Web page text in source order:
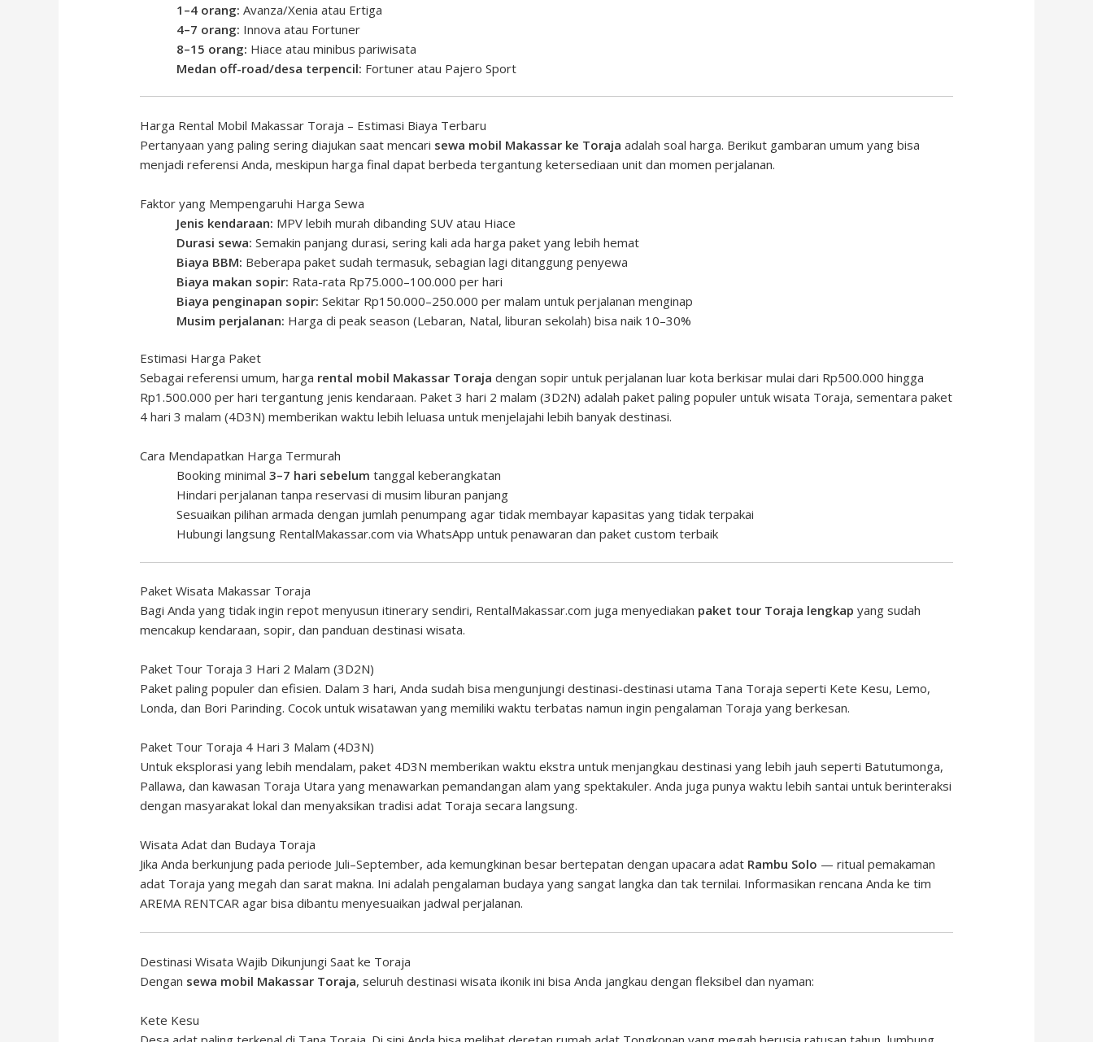
1–4 orang: Avanza/Xenia atau Ertiga
4–7 orang: Innova atau Fortuner
8–15 orang: Hiace atau minibus pariwisata
Medan off-road/desa terpencil: Fortuner atau Pajero Sport
Harga Rental Mobil Makassar Toraja – Estimasi Biaya Terbaru
Pertanyaan yang paling sering diajukan saat mencari sewa mobil Makassar ke Toraja adalah soal harga. Berikut gambaran umum yang bisa
menjadi referensi Anda, meskipun harga final dapat berbeda tergantung ketersediaan unit dan momen perjalanan.
Faktor yang Mempengaruhi Harga Sewa
Jenis kendaraan: MPV lebih murah dibanding SUV atau Hiace
Durasi sewa: Semakin panjang durasi, sering kali ada harga paket yang lebih hemat
Biaya BBM: Beberapa paket sudah termasuk, sebagian lagi ditanggung penyewa
Biaya makan sopir: Rata-rata Rp75.000–100.000 per hari
Biaya penginapan sopir: Sekitar Rp150.000–250.000 per malam untuk perjalanan menginap
Musim perjalanan: Harga di peak season (Lebaran, Natal, liburan sekolah) bisa naik 10–30%
Estimasi Harga Paket
Sebagai referensi umum, harga rental mobil Makassar Toraja dengan sopir untuk perjalanan luar kota berkisar mulai dari Rp500.000 hingga
Rp1.500.000 per hari tergantung jenis kendaraan. Paket 3 hari 2 malam (3D2N) adalah paket paling populer untuk wisata Toraja, sementara paket
4 hari 3 malam (4D3N) memberikan waktu lebih leluasa untuk menjelajahi lebih banyak destinasi.
Cara Mendapatkan Harga Termurah
Booking minimal3–7 hari sebelum tanggal keberangkatan
Hindari perjalanan tanpa reservasi di musim liburan panjang
Sesuaikan pilihan armada dengan jumlah penumpang agar tidak membayar kapasitas yang tidak terpakai
Hubungi langsung RentalMakassar.com via WhatsApp untuk penawaran dan paket custom terbaik
Paket Wisata Makassar Toraja
Bagi Anda yang tidak ingin repot menyusun itinerary sendiri, RentalMakassar.com juga menyediakan paket tour Toraja lengkap yang sudah
mencakup kendaraan, sopir, dan panduan destinasi wisata.
Paket Tour Toraja 3 Hari 2 Malam (3D2N)
Paket paling populer dan efisien. Dalam 3 hari, Anda sudah bisa mengunjungi destinasi-destinasi utama Tana Toraja seperti Kete Kesu, Lemo,
Londa, dan Bori Parinding. Cocok untuk wisatawan yang memiliki waktu terbatas namun ingin pengalaman Toraja yang berkesan.
Paket Tour Toraja 4 Hari 3 Malam (4D3N)
Untuk eksplorasi yang lebih mendalam, paket 4D3N memberikan waktu ekstra untuk menjangkau destinasi yang lebih jauh seperti Batutumonga,
Pallawa, dan kawasan Toraja Utara yang menawarkan pemandangan alam yang spektakuler. Anda juga punya waktu lebih santai untuk berinteraksi
dengan masyarakat lokal dan menyaksikan tradisi adat Toraja secara langsung.
Wisata Adat dan Budaya Toraja
Jika Anda berkunjung pada periode Juli–September, ada kemungkinan besar bertepatan dengan upacara adat Rambu Solo — ritual pemakaman
adat Toraja yang megah dan sarat makna. Ini adalah pengalaman budaya yang sangat langka dan tak ternilai. Informasikan rencana Anda ke tim
AREMA RENTCAR agar bisa dibantu menyesuaikan jadwal perjalanan.
Destinasi Wisata Wajib Dikunjungi Saat ke Toraja
Dengan sewa mobil Makassar Toraja, seluruh destinasi wisata ikonik ini bisa Anda jangkau dengan fleksibel dan nyaman:
Kete Kesu